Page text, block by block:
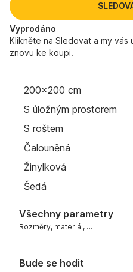
Vyprodáno
Klikněte na Sledovat a my
znovu ke koupi.
200x200 cm
S úložným prostorem
S roštem
Čalouněná
Žinylková
Šedá
Všechny parametry
Rozměry, materiál, …
Bude se hodit